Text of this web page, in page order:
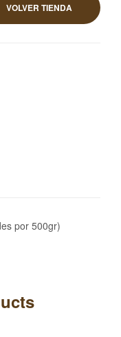
VOLVER TIENDA
por 500gr)